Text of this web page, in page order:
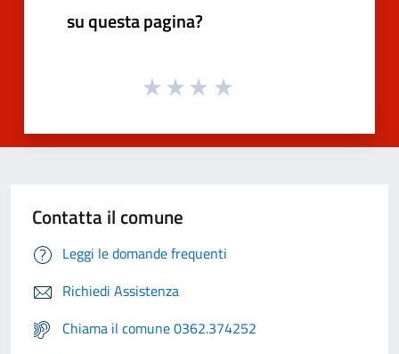
su questa pagina?
Contatta il comune
Leggi le domande frequenti
Richiedi Assistenza
Chiama il comune 0362.374252